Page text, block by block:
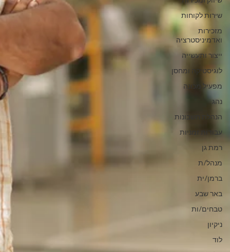
שירות לקוחות
מזכירות
ואדמיניסטרציה
ייצור ותעשייה
לוגיסטיקה ומחסן
מפעיל מכונה
נהג
הנהלת חשבונות
עבודות זמניות
רמת גן
מנהל/ת
ברמן/ית
באר שבע
טבחים/ות
ניקיון
לוד